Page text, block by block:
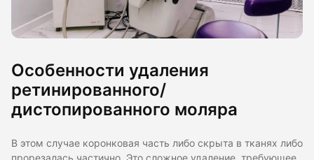
Особенности удаления
ретинированного/
дистопированного моляра
В этом случае коронковая часть либо скрыта в тканях либо